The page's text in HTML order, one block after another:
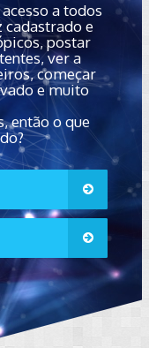
a todos
cadastrado e
postar
ver a
começar
e muito
então o que